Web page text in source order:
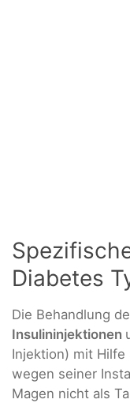
Diabetes
Die Behandlung
Insulininjektionen
Injektion) mit Hilfe
wegen seiner
Magen nicht als